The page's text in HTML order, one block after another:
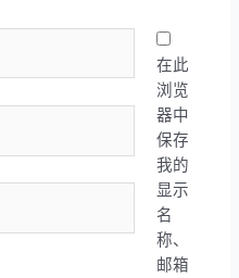
在此
浏览
器中
保存
我的
显示
名
称、
邮箱